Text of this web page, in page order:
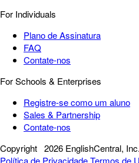
For Individuals
Plano de Assinatura
FAQ
Contate-nos
For Schools & Enterprises
Registre-se como um aluno
Sales & Partnership
Contate-nos
Copyright 2026 EnglishCentral, Inc.